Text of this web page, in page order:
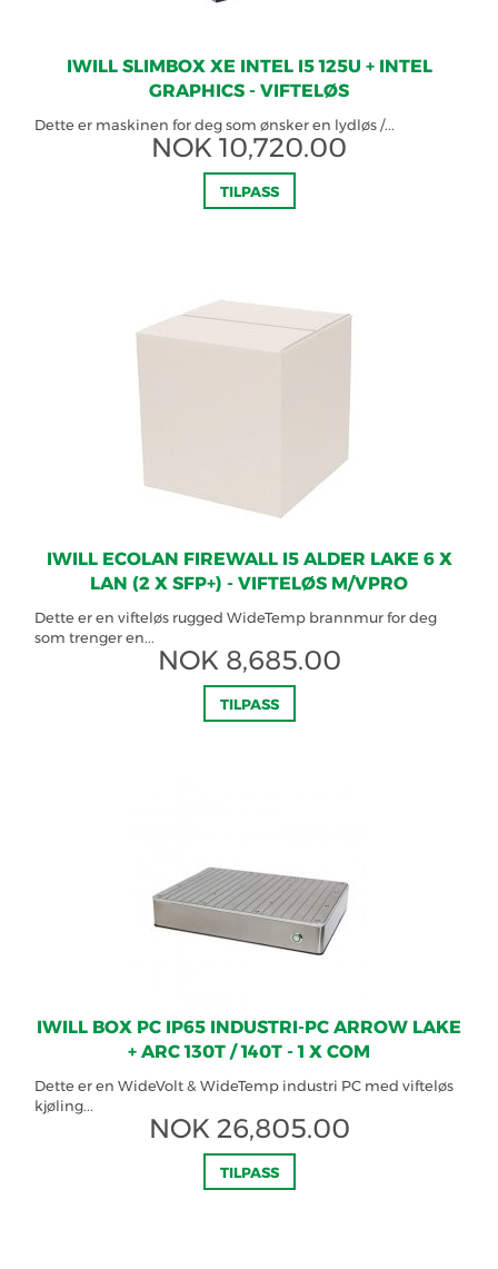
IWILL SLIMBOX XE INTEL I5 125U + INTEL
GRAPHICS - VIFTELØS
Dette er maskinen for deg som ønsker en lydløs /...
NOK 10,720.00
TILPASS
IWILL ECOLAN FIREWALL I5 ALDER LAKE 6 X
LAN (2 X SFP+) - VIFTELØS M/VPRO
Dette er en vifteløs rugged WideTemp brannmur for deg
som trenger en...
NOK 8,685.00
TILPASS
IWILL BOX PC IP65 INDUSTRI-PC ARROW LAKE
+ ARC 130T / 140T - 1 X COM
Dette er en WideVolt & WideTemp industri PC med vifteløs
kjøling...
NOK 26,805.00
TILPASS